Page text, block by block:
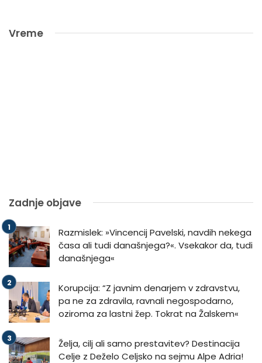
Vreme
Zadnje objave
Razmislek: »Vincencij Pavelski, navdih nekega
časa ali tudi današnjega?«. Vsekakor da, tudi
današnjega«
Korupcija: “Z javnim denarjem v zdravstvu,
pa ne za zdravila, ravnali negospodarno,
oziroma za lastni žep. Tokrat na Žalskem«
Želja, cilj ali samo prestavitev? Destinacija
Celje z Deželo Celjsko na sejmu Alpe Adria!